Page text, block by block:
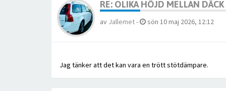
RE: OLIKA HÖJD MELLAN
av Jallemet- sön 10 maj 2026, 12:12
Jag tänker att det kan vara en trött stötdämpare.